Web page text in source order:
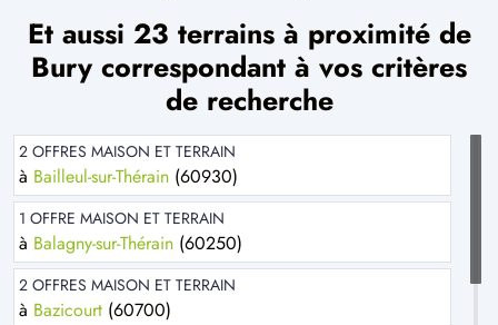
Et aussi 23 terrains à proximité de
Bury correspondant à vos critères
de recherche
2 OFFRES MAISON ET TERRAIN
à Bailleul-sur-Thérain (60930)
1 OFFRE MAISON ET TERRAIN
à Balagny-sur-Thérain (60250)
2 OFFRES MAISON ET TERRAIN
à Bazicourt (60700)